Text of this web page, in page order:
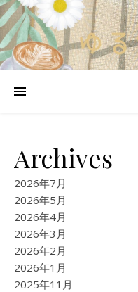
Archives
2026年7月
2026年5月
2026年4月
2026年3月
2026年2月
2026年1月
2025年11月